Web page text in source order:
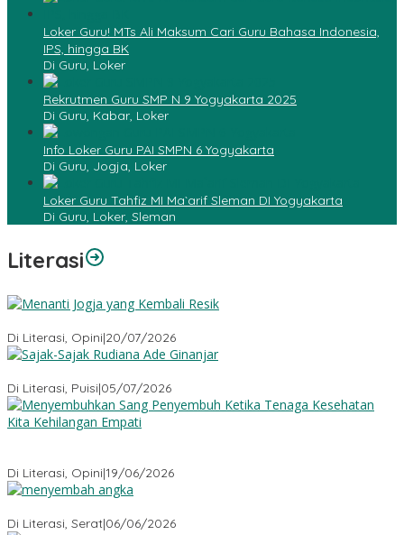
Loker Guru! MTs Ali Maksum Cari Guru Bahasa Indonesia,
IPS, hingga BK
Di Guru, Loker
Rekrutmen Guru SMP N 9 Yogyakarta 2025
Di Guru, Kabar, Loker
Info Loker Guru PAI SMPN 6 Yogyakarta
Di Guru, Jogja, Loker
Loker Guru Tahfiz MI Ma`arif Sleman DI Yogyakarta
Di Guru, Loker, Sleman
Literasi
Di Literasi, Opini|20/07/2026
Di Literasi, Puisi|05/07/2026
Di Literasi, Opini|19/06/2026
Di Literasi, Serat|06/06/2026